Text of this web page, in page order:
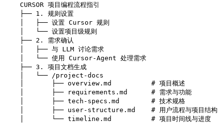
    CURSOR 项目编程流程指引
    ├── 1. 规则设置
    │   ├── 设置 Cursor 规则
    │   └── 设置项目级规则
    ├── 2. 需求确认
    │   ├── 与 LLM 讨论需求
    │   └── 使用 Cursor-Agent 处理需求
    ├── 3. 项目文档生成
    │   └── /project-docs
    │       ├── overview.md          # 项目概述
    │       ├── requirements.md      # 需求与功能
    │       ├── tech-specs.md        # 技术规格
    │       ├── user-structure.md    # 用户流程与项目结构
    │       └── timeline.md          # 项目时间线与进度